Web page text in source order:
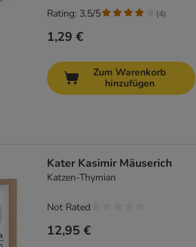
1,29 €
Rating: 3.5/5 (4)
Zum Warenkorb
hinzufügen
Kater Kasimir Mäuserich
Katzen-Thymian
12,95 €
Not Rated